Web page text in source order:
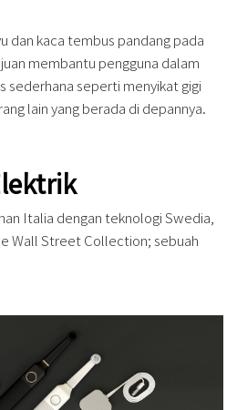
dan kaca tembus pandang pada
membantu pengguna dalam
sederhana seperti menyikat gigi
lain yang berada di depannya.
Italia dengan teknologi Swedia,
Wall Street Collection; sebuah